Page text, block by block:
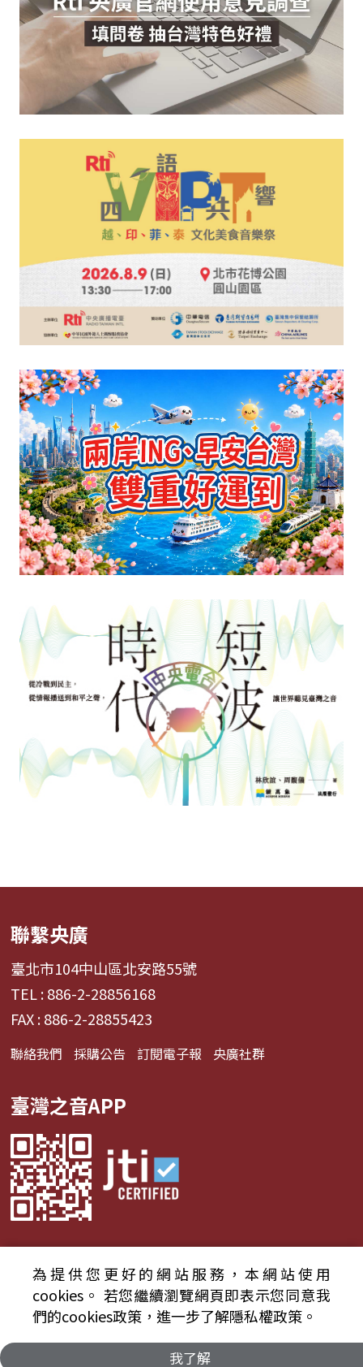
聯繫央廣
臺北市104中山區北安路55號
TEL : 886-2-28856168
FAX : 886-2-28855423
聯絡我們 採購公告 訂閱電子報 央廣社群
臺灣之音APP
© 2024財團法人中央廣播電臺 版權所有
資通安全政策聲明
服務條款 隱私權條款
為提供您更好的網站服務，本網站使用
cookies。 若您繼續瀏覽網頁即表示您同意我
們的cookies政策，進一步了解隱私權政策。
我了解